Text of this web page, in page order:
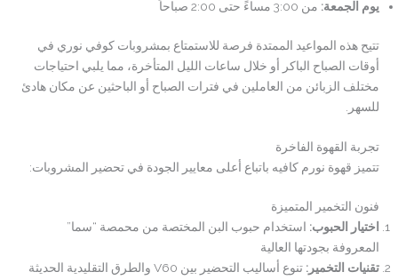
يوم الجمعة: من 3:00 مساءً حتى 2:00 صباحاً
تتيح هذه المواعيد الممتدة فرصة للاستمتاع بمشروبات كوفي نوري في
أوقات الصباح الباكر أو خلال ساعات الليل المتأخرة، مما يلبي احتياجات
مختلف الزبائن من العاملين في فترات الصباح أو الباحثين عن مكان هادئ
للسهر.
تجربة القهوة الفاخرة
تتميز قهوة نورم كافيه باتباع أعلى معايير الجودة في تحضير المشروبات:
فنون التخمير المتميزة
اختيار الحبوب: استخدام حبوب البن المختصة من محمصة “سما”
المعروفة بجودتها العالية
تقنيات التخمير: تنوع أساليب التحضير بين V60 والطرق التقليدية الحديثة